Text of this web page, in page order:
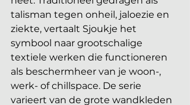
talisman tegen onheil, jaloezie en
ziekte, vertaalt Sjoukje het
symbool naar grootschalige
textiele werken die functioneren
als beschermheer van je woon-,
werk- of chillspace. De serie
varieert van de grote wandkleden